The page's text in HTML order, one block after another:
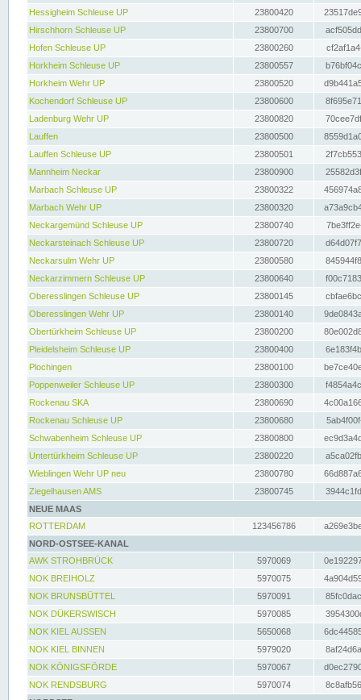
Hessigheim Schleuse UP
23800420
Hirschhorn Schleuse UP
23800700
Hofen Schleuse UP
23800260
Horkheim Schleuse UP
23800557
Horkheim Wehr UP
23800520
Kochendorf Schleuse UP
23800600
Ladenburg Wehr UP
23800820
Lauffen
23800500
Lauffen Schleuse UP
23800501
Mannheim Neckar
23800900
Marbach Schleuse UP
23800322
Marbach Wehr UP
23800320
Neckargemünd Schleuse UP
23800740
Neckarsteinach Schleuse UP
23800720
Neckarsulm Wehr UP
23800580
Neckarzimmern Schleuse UP
23800640
Oberesslingen Schleuse UP
23800145
Oberesslingen Wehr UP
23800140
Obertürkheim Schleuse UP
23800200
Pleidelsheim Schleuse UP
23800400
Plochingen
23800100
Poppenweiler Schleuse UP
23800300
Rockenau SKA
23800690
Rockenau Schleuse UP
23800680
Schwabenheim Schleuse UP
23800800
Untertürkheim Schleuse UP
23800220
Wieblingen Wehr UP neu
23800780
Ziegelhausen AMS
23800745
NEUE MAAS
ROTTERDAM
123456786
NORD-OSTSEE-KANAL
AWK STROHBRÜCK
5970069
NOK BREIHOLZ
5970075
NOK BRUNSBÜTTEL
5970091
NOK DÜKERSWISCH
5970085
NOK KIEL AUSSEN
5650068
NOK KIEL BINNEN
5979020
NOK KÖNIGSFÖRDE
5970067
NOK RENDSBURG
5970074